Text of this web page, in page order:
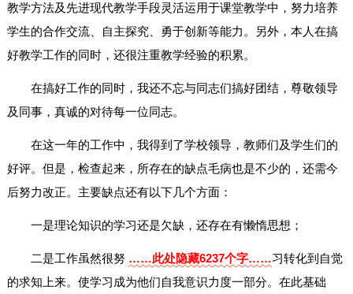
教学方法及先进现代教学手段灵活运用于课堂教学中，努力培养
学生的合作交流、自主探究、勇于创新等能力。另外，本人在搞
好教学工作的同时，还很注重教学经验的积累。
在搞好工作的同时，我还不忘与同志们搞好团结，尊敬领导
及同事，真诚的对待每一位同志。
在这一年的工作中，我得到了学校领导，教师们及学生们的
好评。但是，检查起来，所存在的缺点毛病也是不少的，还需今
后努力改正。主要缺点还有以下几个方面：
一是理论知识的学习还是欠缺，还存在有懒惰思想；
二是工作虽然很努 ……此处隐藏6237个字……习转化到自觉
的求知上来。使学习成为他们自我意识力度一部分。在此基础